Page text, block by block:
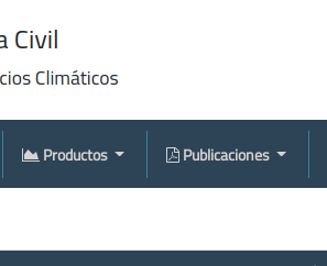
Productos Publicaciones